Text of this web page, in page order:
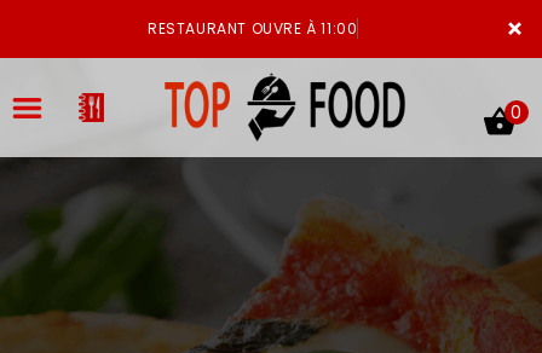
×
RESTAURANT OUVRE À 11:00
LA CARTE
0